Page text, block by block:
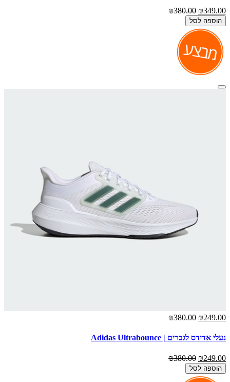
₪349.00
₪380.00
הוספה לסל
₪249.00
₪380.00
נעלי אדידס לגברים | Adidas Ultrabounce
₪249.00
₪380.00
הוספה לסל